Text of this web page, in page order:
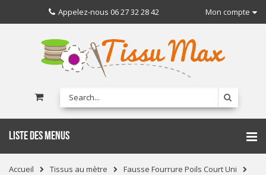
Mon compte
Appelez-nous 06 27 32 28 42
LISTE DES MENUS
Accueil Tissus au mètre
Fausse Fourrure Poils Court Uni